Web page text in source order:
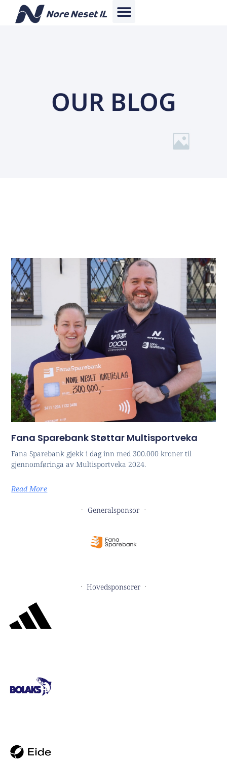
OUR BLOG
Fana Sparebank Støttar Multisportveka
Fana Sparebank gjekk i dag inn med 300.000 kroner til
gjennomføringa av Multisportveka 2024.
Read More
Generalsponsor
Hovedsponsorer